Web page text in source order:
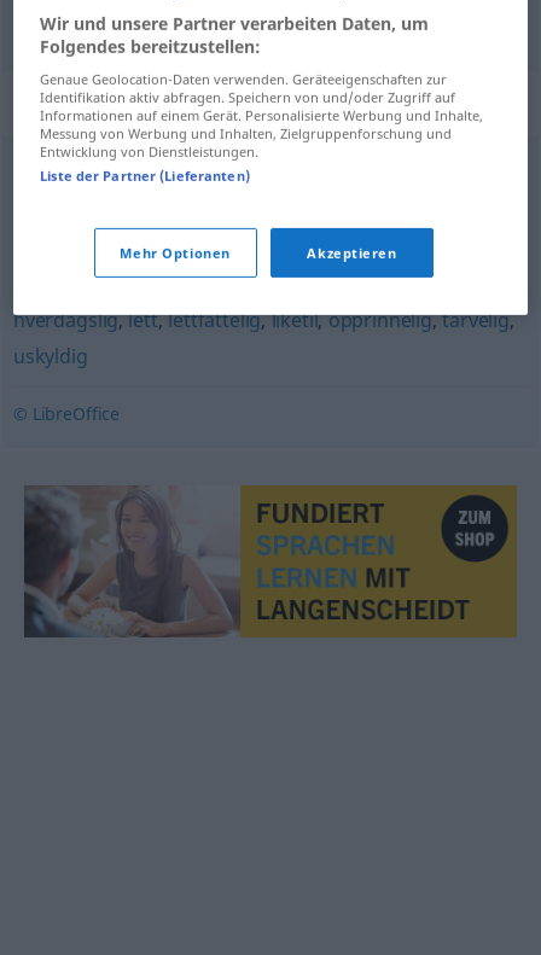
schlicht enkel
Synonyme für "enkel"
beskjeden,elendig,kummerlig
uanselig,ussel
brukervennlig,direkte,elementær,forståelig,
hverdagslig,lett,lettfattelig,liketil,opprinnelig,tarvelig,
uskyldig
© LibreOffice
Wir und unsere Partner verarbeiten Daten, um
Folgendes bereitzustellen:
Genaue Geolocation-Daten verwenden. Geräteeigenschaften zur
Identifikation aktiv abfragen. Speichern von und/oder Zugriff auf
Informationen auf einem Gerät. Personalisierte Werbung und Inhalte,
Messung von Werbung und Inhalten, Zielgruppenforschung und
Entwicklung von Dienstleistungen.
Liste der Partner (Lieferanten)
Mehr Optionen Akzeptieren